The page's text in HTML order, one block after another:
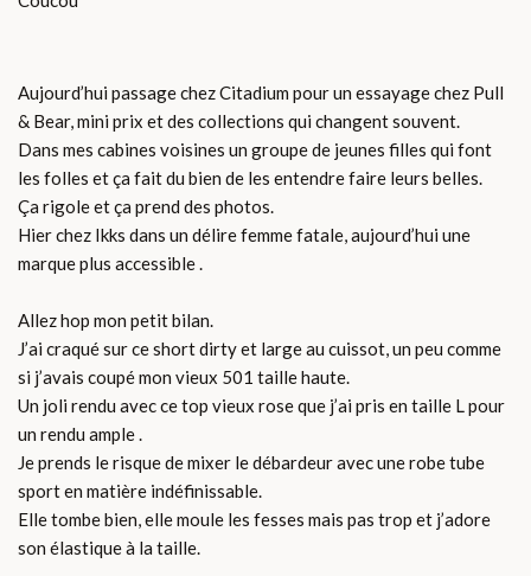
Aujourd’hui passage chez Citadium pour un essayage chez Pull
& Bear, mini prix et des collections qui changent souvent.
Dans mes cabines voisines un groupe de jeunes filles qui font
les folles et ça fait du bien de les entendre faire leurs belles.
Ça rigole et ça prend des photos.
Hier chez Ikks dans un délire femme fatale, aujourd’hui une
marque plus accessible .
Allez hop mon petit bilan.
J’ai craqué sur ce short dirty et large au cuissot, un peu comme
si j’avais coupé mon vieux 501 taille haute.
Un joli rendu avec ce top vieux rose que j’ai pris en taille L pour
un rendu ample .
Je prends le risque de mixer le débardeur avec une robe tube
sport en matière indéfinissable.
Elle tombe bien, elle moule les fesses mais pas trop et j’adore
son élastique à la taille.